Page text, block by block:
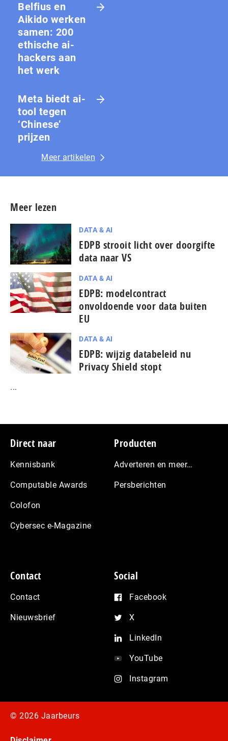
Belfius en
Aikido werken
samen: 200
ethische ai-
hackers aan
het werk
Meta biedt ai-
tool tegen
‘Chinese’
prijzen
Meer artikelen
Meer lezen
DATA & AI
EDPB strooit licht over doorgifte
data naar VS
DATA & AI
EDPB: modelcontract
onvoldoende voor data buiten
EU
DATA & AI
EDPB: wijzig databeleid nu
Privacy Shield stopt
...
Footer
Direct naar
Kennisbank
Computable Awards
Colofon
Cybersec e-Magazine
Producten
Adverteren en meer…
Persberichten
Contact
Contact
Nieuwsbrief
Social
Facebook
X
LinkedIn
YouTube
Instagram
© 2026 Jaarbeurs